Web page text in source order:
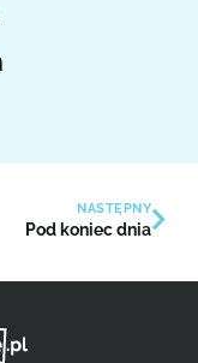
NASTĘPNY
Pod koniec dnia